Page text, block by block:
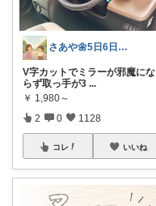
さあや🌼5日6日有難うございます
V字カットでミラーが邪魔にな
らず取っ手が3 ...
￥ 1,980～
2 0 1128
コレ いいね